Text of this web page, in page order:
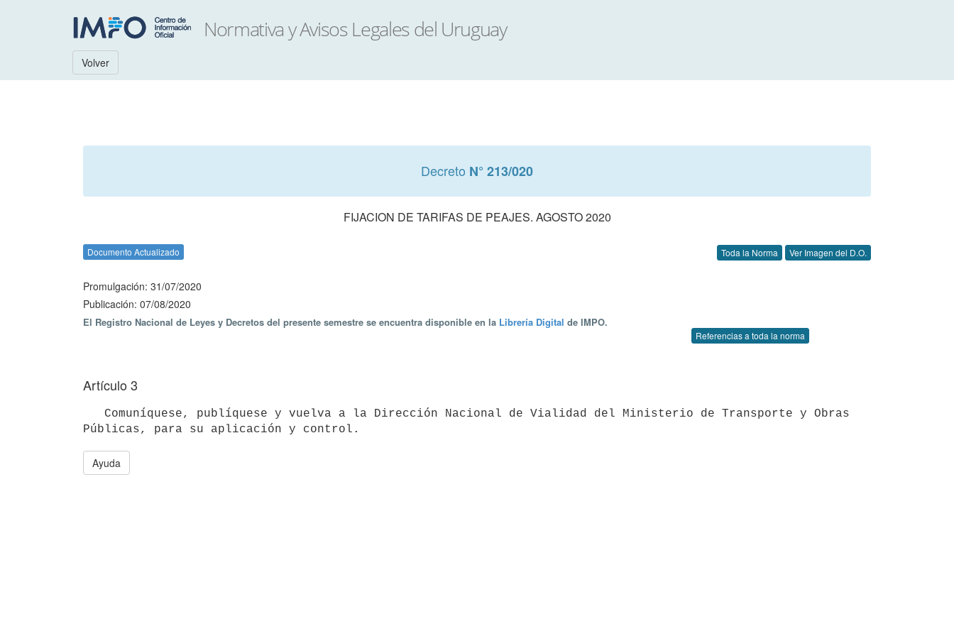
Volver
Decreto N° 213/020
FIJACION DE TARIFAS DE PEAJES. AGOSTO 2020
Documento Actualizado Toda la Norma Ver Imagen del D.O.
Promulgación: 31/07/2020
Publicación: 07/08/2020
El Registro Nacional de Leyes y Decretos del presente semestre se encuentra disponible en la Librería Digital de IMPO.
Referencias a toda la norma
Artículo 3
Ayuda